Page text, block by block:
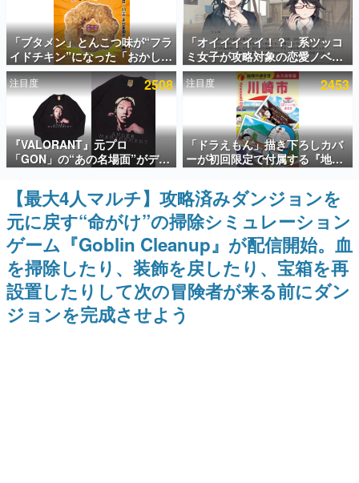
ゲームの企画書
名作ゲームクリエイターの方々に製作時のエピソードをお
聞きし、ヒットする企画（ゲーム）とは何か？を探ってい
きます。
赫本
この物語を解いてはいけない。『赫本』は、〈試験問題〉
の形をした短編ホラー小説集です。
新世代に訊く
これからのデジタルゲーム市場を担う若きクリエイター達
の姿を追い、彼らのルーツと情熱を探っていきます。
ゲーム世代の作家たち
ゲームに多大な影響を受けた作家さんに取材し、ゲームが
日本のコンテンツ産業やカルチャーに与えた影響を探る企
画です。
日本モバイルゲーム産業史
日本のモバイルゲーム史における主要なトピック・タイト
ルを網羅するほか、開発者へのインタビューや識者による
解説を掲載。約20年の歴史が一望できる決定版！
「ブタメン」とんこつ味が“フラ
イドチキン”になった「おかしな
チキン」が登場。8月11日より
全国のセブンイレブンで順次発
売、 「ブタメンくん」がデザイ
ンされた専用袋が先着でついて
くるキャンペーンも実施
「オイイイイイ！？」系ツッコ
ミ女子が攻略対象の恋愛ノベル
ゲーム『美術部カノジョ』
Steamストアページが公開。
「お前らーそろそろ自重しろ
ー？＾＾」暗黒微笑の夢女子
や、萌え声不思議ちゃん女子と
青春を謳歌
注目度 2508
『VALORANT』元プロ
「GON」の“あの名場面”がデザ
インされた新作グッズが本日8月
5日より期間限定で発売。Tシャ
ツやコインケース、アクキーな
どが全品受注生産で登場、過去
に発売したグッズの再販も
注目度 2453
「ドラえもん」描き下ろしカバ
ーが初回限定で付属する『地球
の歩き方 川崎市』が8月6日に発
売。全400ページの大ボリュー
ム
【最大4人マルチ】攻略済みダンジョンを
元に戻す“命がけ”の掃除シミュレーション
ゲーム『Goblin Cleanup』が配信開始。血
を掃除したり、装飾を戻したり、宝箱を再
設置したりして次の冒険者が来る前にダン
ジョンを完成させよう